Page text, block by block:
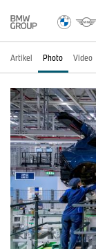
Artikel Photo Video